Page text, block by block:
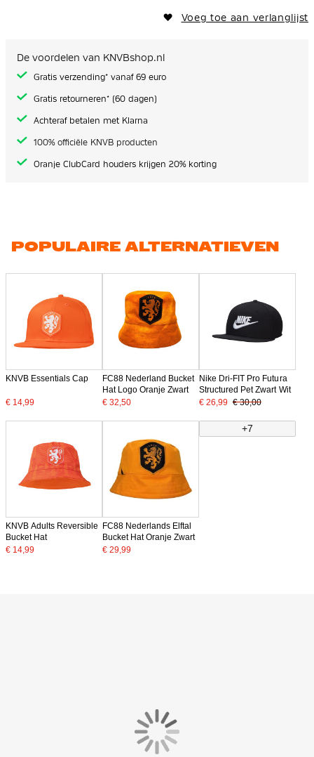
Voeg toe aan verlanglijst
De voordelen van KNVBshop.nl
Gratis verzending* vanaf 69 euro
Gratis retourneren* (60 dagen)
Achteraf betalen met Klarna
100% officiële KNVB producten
Oranje ClubCard houders krijgen 20% korting
POPULAIRE ALTERNATIEVEN
KNVB Essentials Cap
€ 14,99
FC88 Nederland Bucket
Hat Logo Oranje Zwart
€ 32,50
Nike Dri-FIT Pro Futura
Structured Pet Zwart Wit
€ 26,99 € 30,00
KNVB Adults Reversible
Bucket Hat
€ 14,99
FC88 Nederlands Elftal
Bucket Hat Oranje Zwart
€ 29,99
+7